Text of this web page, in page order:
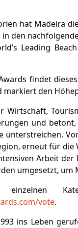
hat Madeira
den
Leading
findet
den
Wirtschaft,
und
unterstreichen.
erneut für
Arbeit
umgesetzt,
vote.
ins Leben